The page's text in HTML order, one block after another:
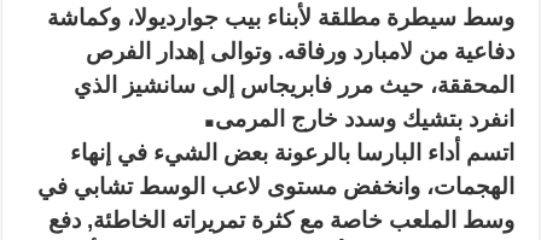
وسط سيطرة مطلقة لأبناء بيب جوارديولا، وكماشة
دفاعية من لامبارد ورفاقه. وتوالى إهدار الفرص
المحققة، حيث مرر فابريجاس إلى سانشيز الذي
انفرد بتشيك وسدد خارج المرمى.
اتسم أداء البارسا بالرعونة بعض الشيء في إنهاء
الهجمات، وانخفض مستوى لاعب الوسط تشابي في
وسط الملعب خاصة مع كثرة تمريراته الخاطئة, دفع